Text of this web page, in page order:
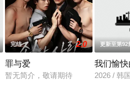
] 배우 박진희가 본격 컴백 활동에 나
完结 2.0
罪与爱
暂无简介，敬请期待
更新至第92
我们愉
2026 / 韩